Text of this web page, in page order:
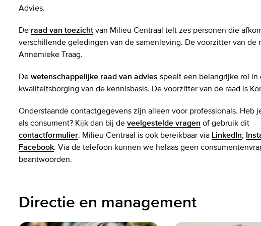
Advies.
De raad van toezicht van Milieu Centraal telt zes personen die
verschillende geledingen van de samenleving. De voorzitter van de
Annemieke Traag.
Dewetenschappelijke raad van advies speelt een belangrijke rol in
kwaliteitsborging van de kennisbasis. De voorzitter van de raad is
Onderstaande contactgegevens zijn alleen voor professionals. Heb
als consument? Kijk dan bij deveelgestelde vragen of gebruik dit
contactformulier. Milieu Centraal is ook bereikbaar via LinkedIn,
Facebook. Via de telefoon kunnen we helaas geen
beantwoorden.
Directie en management